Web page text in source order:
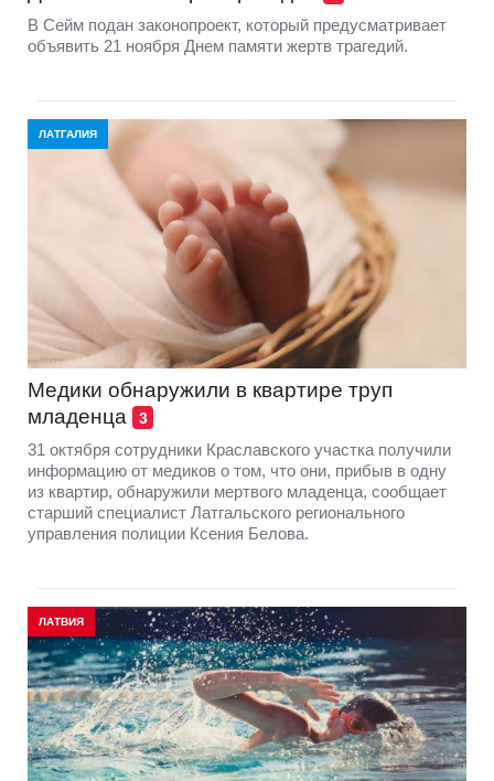
В Сейм подан законопроект, который предусматривает
объявить 21 ноября Днем памяти жертв трагедий.
ЛАТГАЛИЯ
Медики обнаружили в квартире труп
младенца
3
31 октября сотрудники Краславского участка получили
информацию от медиков о том, что они, прибыв в одну
из квартир, обнаружили мертвого младенца, сообщает
старший специалист Латгальского регионального
управления полиции Ксения Белова.
ЛАТВИЯ